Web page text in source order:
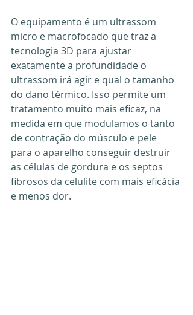
O equipamento é um ultrassom
micro e macrofocado que traz a
tecnologia 3D para ajustar
exatamente a profundidade o
ultrassom irá agir e qual o tamanho
do dano térmico. Isso permite um
tratamento muito mais eficaz, na
medida em que modulamos o tanto
de contração do músculo e pele
para o aparelho conseguir destruir
as células de gordura e os septos
fibrosos da celulite com mais eficácia
e menos dor.